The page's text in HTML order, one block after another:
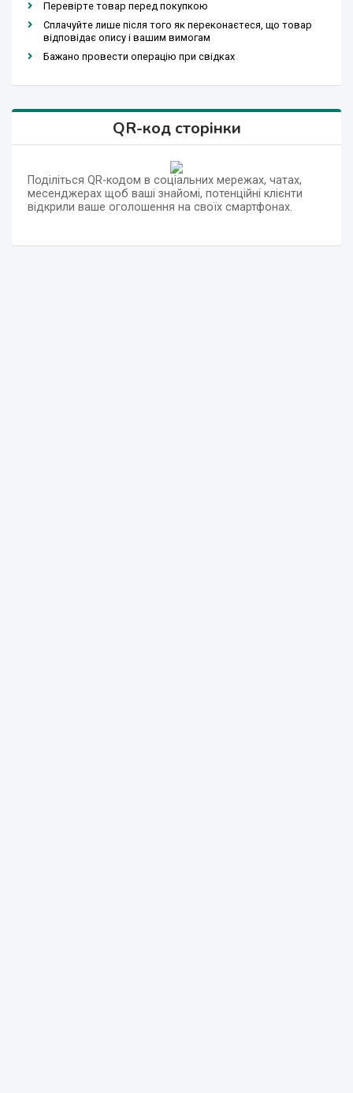
Перевірте товар перед покупкою
Сплачуйте лише після того як переконаєтеся, що товар
відповідає опису і вашим вимогам
Бажано провести операцію при свідках
QR-код сторінки
Поділіться QR-кодом в соціальних мережах, чатах,
месенджерах щоб ваші знайомі, потенційні клієнти
відкрили ваше оголошення на своїх смартфонах.